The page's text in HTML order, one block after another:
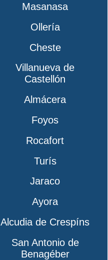
Masanasa
Ollería
Cheste
Villanueva de
Castellón
Almácera
Foyos
Rocafort
Turís
Jaraco
Ayora
Alcudia de Crespíns
San Antonio de
Benagéber